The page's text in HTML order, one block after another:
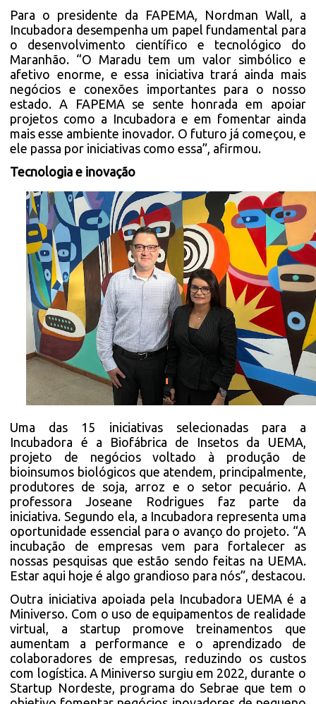
Para o presidente da FAPEMA, Nordman Wall, a
Incubadora desempenha um papel fundamental para
o desenvolvimento científico e tecnológico do
Maranhão. “O Maradu tem um valor simbólico e
afetivo enorme, e essa iniciativa trará ainda mais
negócios e conexões importantes para o nosso
estado. A FAPEMA se sente honrada em apoiar
projetos como a Incubadora e em fomentar ainda
mais esse ambiente inovador. O futuro já começou, e
ele passa por iniciativas como essa”, afirmou.
Tecnologia e inovação
Uma das 15 iniciativas selecionadas para a
Incubadora é a Biofábrica de Insetos da UEMA,
projeto de negócios voltado à produção de
bioinsumos biológicos que atendem, principalmente,
produtores de soja, arroz e o setor pecuário. A
professora Joseane Rodrigues faz parte da
iniciativa. Segundo ela, a Incubadora representa uma
oportunidade essencial para o avanço do projeto. “A
incubação de empresas vem para fortalecer as
nossas pesquisas que estão sendo feitas na UEMA.
Estar aqui hoje é algo grandioso para nós”, destacou.
Outra iniciativa apoiada pela Incubadora UEMA é a
Miniverso. Com o uso de equipamentos de realidade
virtual, a startup promove treinamentos que
aumentam a performance e o aprendizado de
colaboradores de empresas, reduzindo os custos
com logística. A Miniverso surgiu em 2022, durante o
Startup Nordeste, programa do Sebrae que tem o